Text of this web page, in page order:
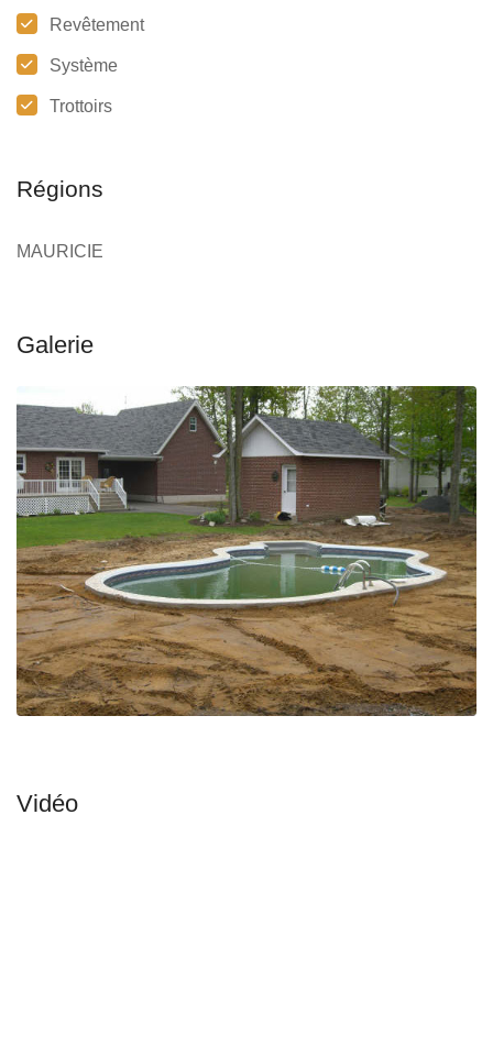
Revêtement
Système
Trottoirs
Régions
MAURICIE